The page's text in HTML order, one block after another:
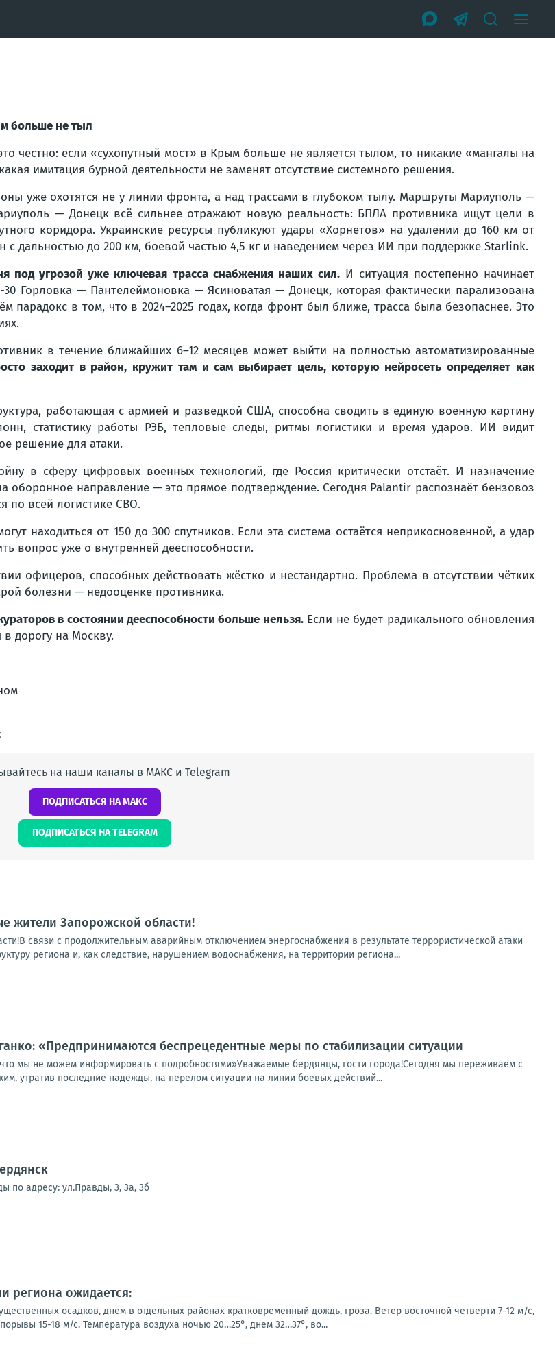
больше не тыл
честно: если «сухопутный мост» в Крым больше не является тылом, то никакие «мангалы на
имитация бурной деятельности не заменят отсутствие системного решения.
уже охотятся не у линии фронта, а над трассами в глубоком тылу. Маршруты Мариуполь —
— Донецк всё сильнее отражают новую реальность: БПЛА противника ищут цели в
коридора. Украинские ресурсы публикуют удары «Хорнетов» на удалении до 160 км от
с дальностью до 200 км, боевой частью 4,5 кг и наведением через ИИ при поддержке Starlink.
под угрозой уже ключевая трасса снабжения наших сил.И ситуация постепенно начинает
Горловка — Пантелеймоновка — Ясиноватая — Донецк, которая фактически парализована
парадокс в том, что в 2024–2025 годах, когда фронт был ближе, трасса была безопаснее. Это
в течение ближайших 6–12 месяцев может выйти на полностью автоматизированные
заходит в район, кружит там и сам выбирает цель, которую нейросеть определяет как
работающая с армией и разведкой США, способна сводить в единую военную картину
статистику работы РЭБ, тепловые следы, ритмы логистики и время ударов. ИИ видит
решение для атаки.
в сферу цифровых военных технологий, где Россия критически отстаёт. И назначение
направление — это прямое подтверждение. Сегодня Palantir распознаёт бензовоз
по всей логистике СВО.
находиться от 150 до 300 спутников. Если эта система остаётся неприкосновенной, а удар
вопрос уже о внутренней дееспособности.
офицеров, способных действовать жёстко и нестандартно. Проблема в отсутствии чётких
болезни — недооценке противника.
в состоянии дееспособности больше нельзя.Если не будет радикального обновления
дорогу на Москву.
на наши каналы в МАКС и Telegram
ПОДПИСАТЬСЯ НА МАКС
ПОДПИСАТЬСЯ НА TELEGRAM
жители Запорожской области!
связи с продолжительным аварийным отключением энергоснабжения в результате террористической атаки
региона и, как следствие, нарушением водоснабжения, на территории региона...
«Предпринимаются беспрецедентные меры по стабилизации ситуации
мы не можем информировать с подробностями»Уважаемые бердянцы, гости города!Сегодня мы переживаем с
утратив последние надежды, на перелом ситуации на линии боевых действий...
по адресу: ул.Правды, 3, 3а, 3б
региона ожидается:
осадков, днем в отдельных районах кратковременный дождь, гроза. Ветер восточной четверти 7-12 м/с,
15-18 м/с. Температура воздуха ночью 20…25°, днем 32…37°, во...